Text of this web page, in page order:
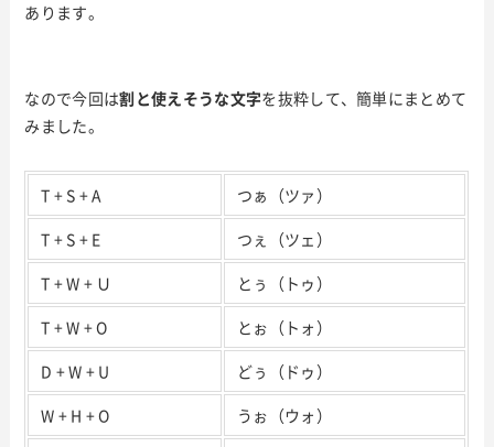
あります。
なので今回は割と使えそうな文字を抜粋して、簡単にまとめて
みました。
T + S + A
つぁ（ツァ）
T + S + E
つぇ（ツェ）
T + W + Ｕ
とぅ（トゥ）
T + W + O
とぉ（トォ）
D + W + U
どぅ（ドゥ）
W + H + O
うぉ（ウォ）